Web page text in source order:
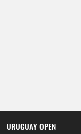
URUGUAY OPEN